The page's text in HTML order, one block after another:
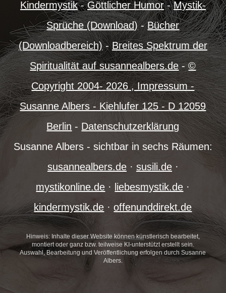
Kindermystik-Göttlicher Humor-Mystik-
Sprüche (Download)-Bücher
(Downloadbereich)-Breites Spektrum der
Spiritualität auf susannealbers.de-©
Copyright 2004-2026 , Impressum -
Susanne Albers - Kiehlufer 125 - D 12059
Berlin - Datenschutzerklärung
Susanne Albers - sichtbar in sechs Räumen:
susannealbers.de· susili.de·
mystikonline.de · liebesmystik.de ·
kindermystik.de ·offenunddirekt.de
Hinweis: Inhalte dieser Website können künstlerisch bearbeitet,
montiert oder ganz bzw. teilweise KI-unterstützt erstellt sein.
Auswahl, Bearbeitung und Veröffentlichung erfolgen durch Susanne
Albers.